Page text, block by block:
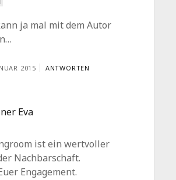
ja mal mit dem Autor
2015 ANTWORTEN
Eva
ist ein wertvoller
Nachbarschaft.
Engagement.